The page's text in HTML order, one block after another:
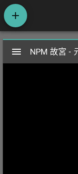
Mirador
閱
NPM 故宮 -
NPM 故宮 -